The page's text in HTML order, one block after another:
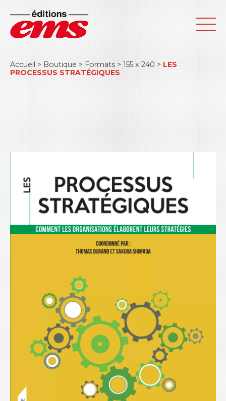
Accueil > Boutique > Formats > 155 x 240 > LES
PROCESSUS STRATÉGIQUES